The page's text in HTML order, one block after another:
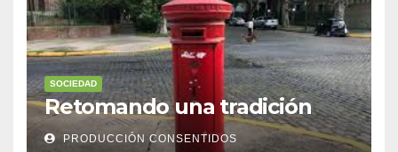
SOCIEDAD
Retomando una tradición
PRODUCCIÓN CONSENTIDOS